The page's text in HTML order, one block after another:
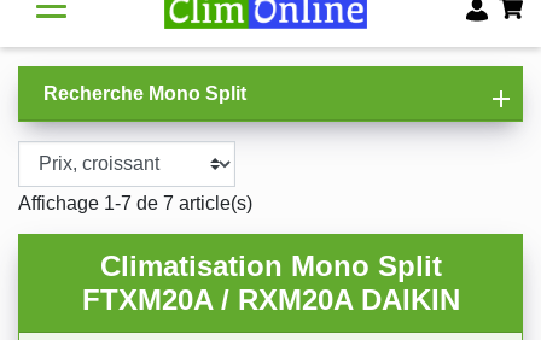
Recherche Mono Split
Affichage 1-7 de 7 article(s)
Climatisation Mono Split
FTXM20A / RXM20A DAIKIN